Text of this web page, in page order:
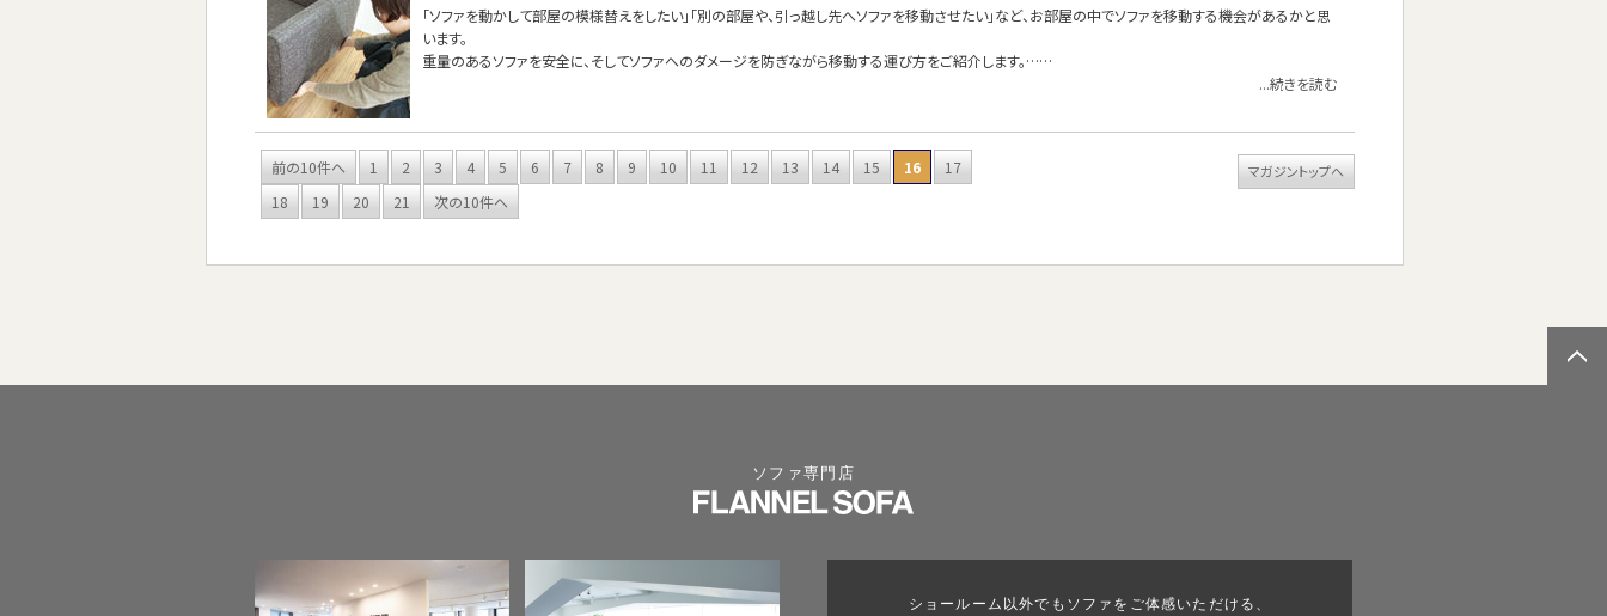
「ソファを動かして部屋の模様替えをしたい」「別の部屋や、引っ越し先へソファを移動させたい」など、お部屋の中でソファを移動する機会があるかと思
います。
重量のあるソファを安全に、そしてソファへのダメージを防ぎながら移動する運び方をご紹介します。……
...続きを読む
前の10件へ 1 2 3 4 5 6 7 8 9 10 11 12 13 14 15 16
17
18
19 20 21 次の10件へ
マガジントップへ
ソファ専門店
ショールーム以外でもソファをご体感いただける、